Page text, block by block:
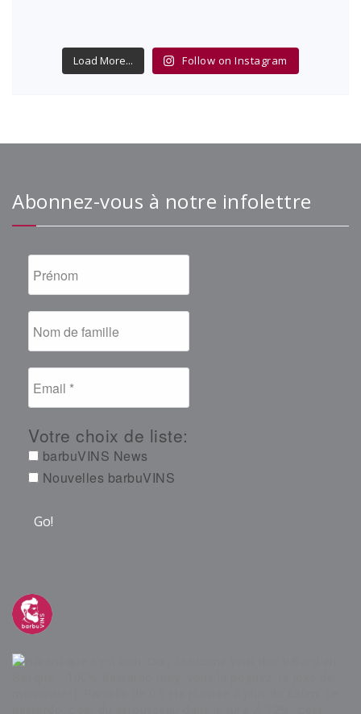
Load More... Follow on Instagram
Abonnez-vous à notre infolettre
Votre choix de liste:
barbuVINS News
Nouvelles barbuVINS